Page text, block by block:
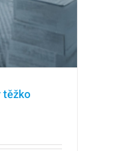
těžko